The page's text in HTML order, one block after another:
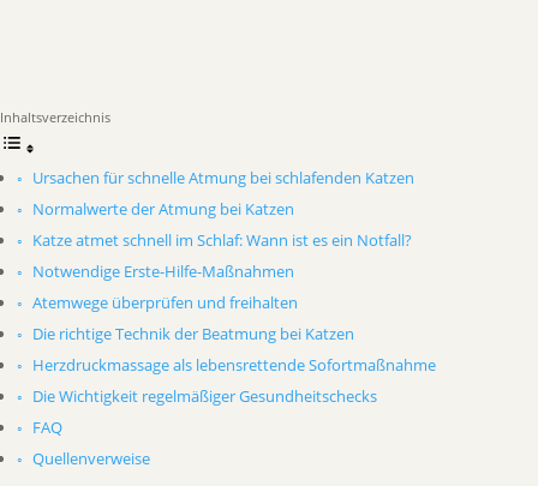
Inhaltsverzeichnis
Ursachen für schnelle Atmung bei schlafenden Katzen
Normalwerte der Atmung bei Katzen
Katze atmet schnell im Schlaf: Wann ist es ein Notfall?
Notwendige Erste-Hilfe-Maßnahmen
Atemwege überprüfen und freihalten
Die richtige Technik der Beatmung bei Katzen
Herzdruckmassage als lebensrettende Sofortmaßnahme
Die Wichtigkeit regelmäßiger Gesundheitschecks
FAQ
Quellenverweise